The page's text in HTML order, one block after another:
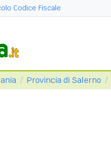
Codice Fiscale
Provincia di Salerno